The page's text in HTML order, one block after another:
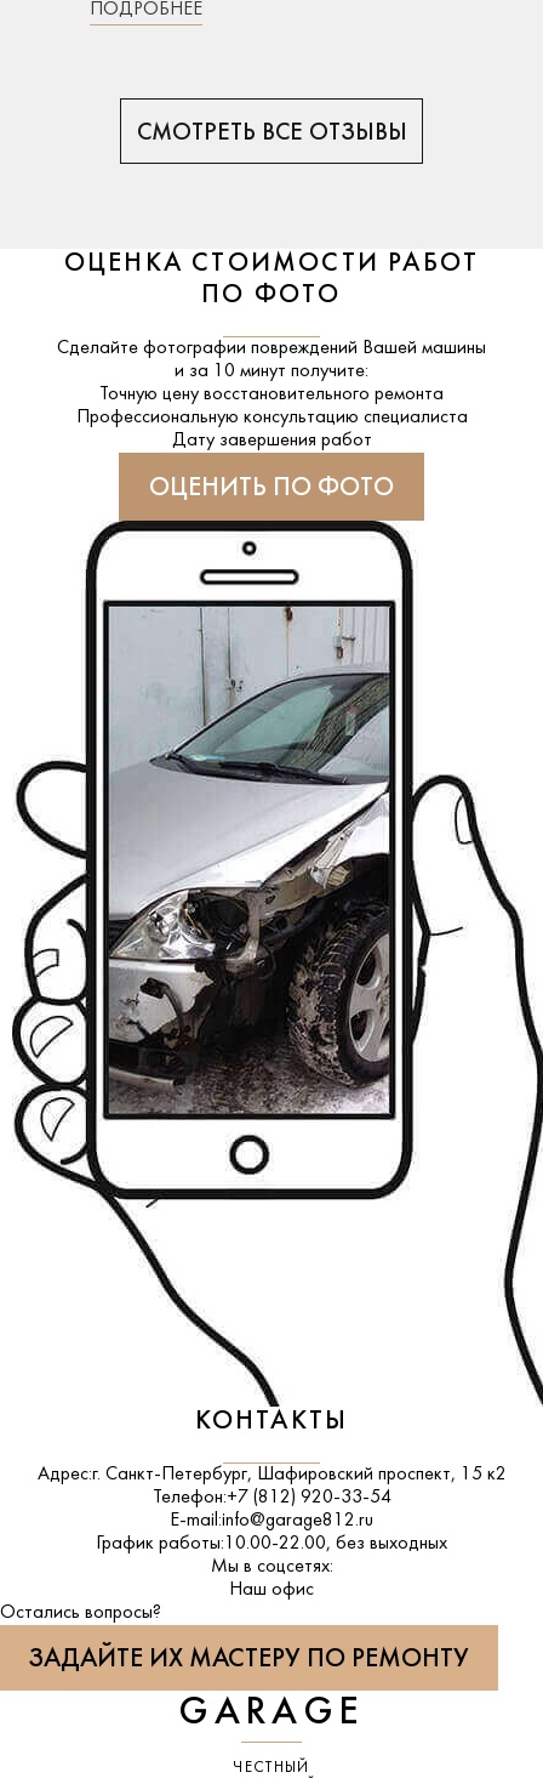
ПОДРОБНЕЕ
СМОТРЕТЬ ВСЕ ОТЗЫВЫ
ОЦЕНКА СТОИМОСТИ РАБОТ
ПО ФОТО
Сделайте фотографии повреждений Вашей машины
и за 10 минут получите:
Точную цену восстановительного ремонта
Профессиональную консультацию специалиста
Дату завершения работ
ОЦЕНИТЬ ПО ФОТО
КОНТАКТЫ
Адрес:г. Санкт-Петербург, Шафировский проспект, 15 к2
Телефон:+7 (812) 920-33-54
E-mail:info@garage812.ru
График работы: 10.00-22.00, без выходных
Мы в соцсетях:
ВКонтакте
Наш офис
Остались вопросы?
ЗАДАЙТЕ ИХ МАСТЕРУ ПО РЕМОНТУ
GARAGE
ЧЕСТНЫЙ